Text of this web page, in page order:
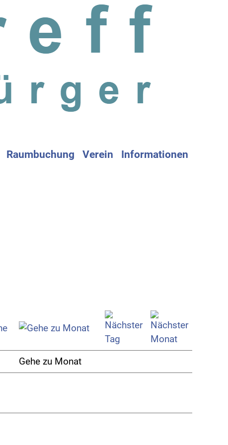
Raumbuchung Verein Informationen
Gehe zu Monat